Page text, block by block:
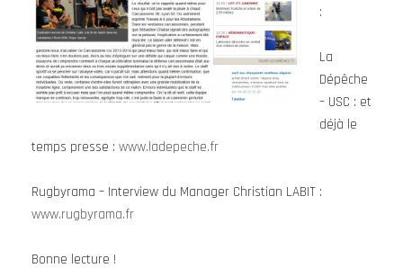
:
La
Dépêche
– USC : et
déjà le
temps presse : www.ladepeche.fr
Rugbyrama – Interview du Manager Christian LABIT :
www.rugbyrama.fr
Bonne lecture !